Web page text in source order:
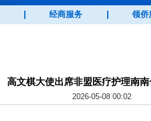
经商服务 领侨
高文棋大使出席非盟医疗护理南
2026-05-08 00:02